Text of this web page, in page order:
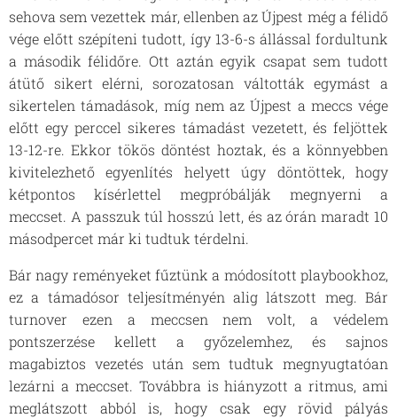
sehova sem vezettek már, ellenben az Újpest még a félidő
vége előtt szépíteni tudott, így 13-6-s állással fordultunk
a második félidőre. Ott aztán egyik csapat sem tudott
átütő sikert elérni, sorozatosan váltották egymást a
sikertelen támadások, míg nem az Újpest a meccs vége
előtt egy perccel sikeres támadást vezetett, és feljöttek
13-12-re. Ekkor tökös döntést hoztak, és a könnyebben
kivitelezhető egyenlítés helyett úgy döntöttek, hogy
kétpontos kísérlettel megpróbálják megnyerni a
meccset. A passzuk túl hosszú lett, és az órán maradt 10
másodpercet már ki tudtuk térdelni.
Bár nagy reményeket fűztünk a módosított playbookhoz,
ez a támadósor teljesítményén alig látszott meg. Bár
turnover ezen a meccsen nem volt, a védelem
pontszerzése kellett a győzelemhez, és sajnos
magabiztos vezetés után sem tudtuk megnyugtatóan
lezárni a meccset. Továbbra is hiányzott a ritmus, ami
meglátszott abból is, hogy csak egy rövid pályás